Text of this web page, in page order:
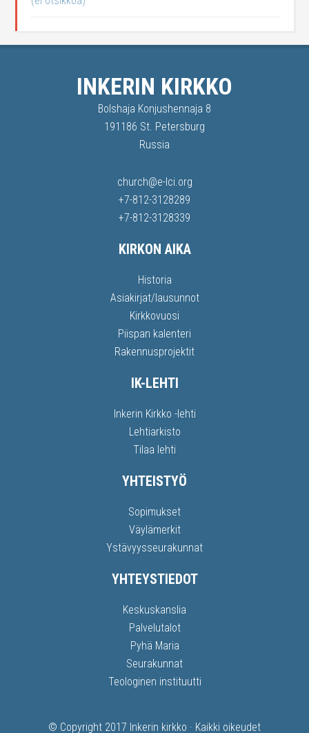
INKERIN KIRKKO
Bolshaja Konjushennaja 8
191186 St. Petersburg
Russia
church@e-lci.org
+7-812-3128289
+7-812-3128339
KIRKON AIKA
Historia
Asiakirjat/lausunnot
Kirkkovuosi
Piispan kalenteri
Rakennusprojektit
IK-LEHTI
Inkerin Kirkko -lehti
Lehtiarkisto
Tilaa lehti
YHTEISTYÖ
Sopimukset
Väylämerkit
Ystävyysseurakunnat
YHTEYSTIEDOT
Keskuskanslia
Palvelutalot
Pyhä Maria
Seurakunnat
Teologinen instituutti
© Copyright 2017 Inkerin kirkko · Kaikki oikeudet